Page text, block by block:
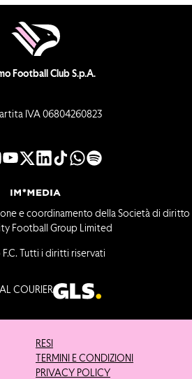
Football Club S.p.A.
IVA 06804260823
e coordinamento della Società di diritto
Football Group Limited
F.C. Tutti i diritti riservati
COURIER
RESI
TERMINI E CONDIZIONI
PRIVACY POLICY